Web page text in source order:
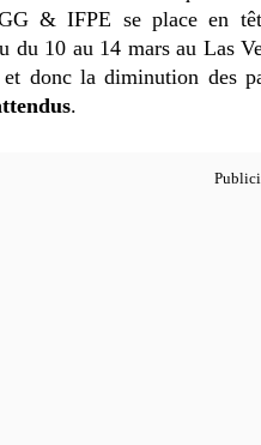
& IFPE se place en
du 10 au 14 mars au Las
donc la diminution des
.